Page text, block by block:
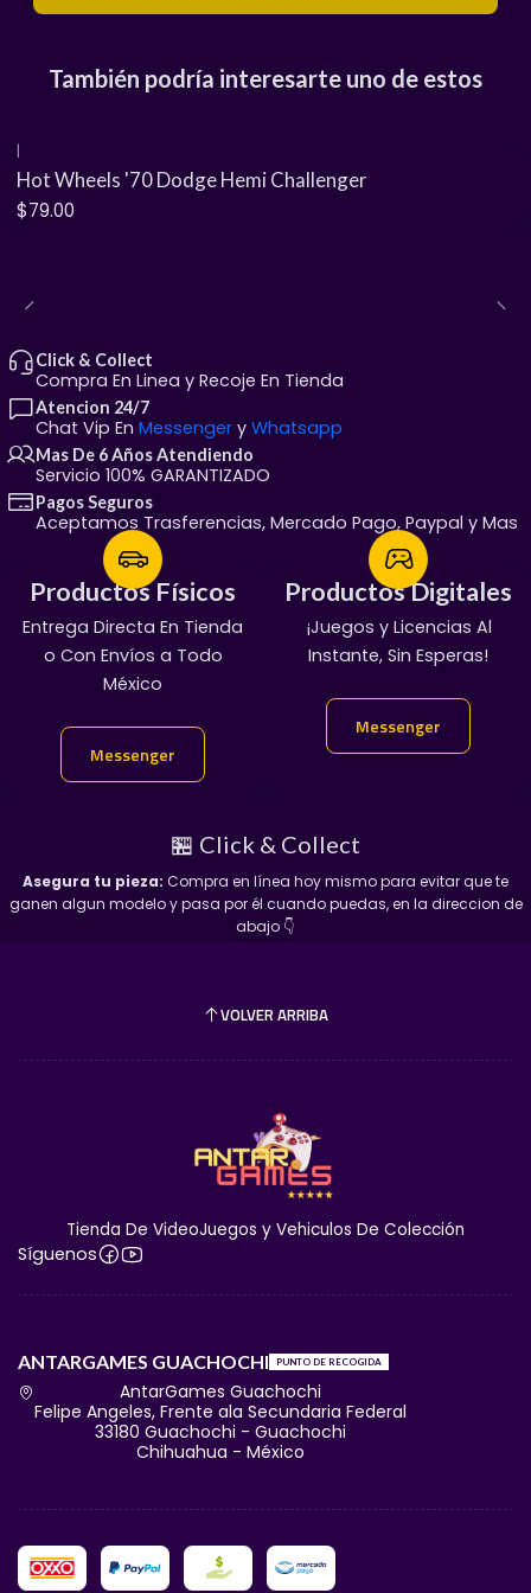
carrocería de metal, complementado por los detalles
cromados en la icónica parrilla delantera y las
de camionetas clásicas de la vieja escuela o buscas los
mejores castings de la marca Dodge.
🌟 Atributos de nivel
coleccionista:
Construcción Premium Metal/Metal:Carrocería
de metal fundido a presión (
die-cast) y chasis
inferior metálico que brindan un gran peso y un
realismo insuperable.
Llantas de Goma Auténticas: Neumáticos de
caucho real con rines detallados de la época que
imitan perfectamente el equipamiento de tracción
clásico de Dodge.
Detalles Oficiales de Fábrica:
interiores detallados.
Serie de Colección Limitada:Presentada en un
empaque tipo blíster decorado que asegura la
segura en AntarGames
Nos apasiona el coleccionismo tanto como a ti. Elige la
También podría interesarte uno de estos
|
Hot Wheels '70 Dodge Hemi Challenger
$79.00
Click & Collect
Compra En Linea y Recoje En Tienda
Atencion 24/7
Chat Vip En Messenger y Whatsapp
Mas De 6 Años Atendiendo
Servicio 100% GARANTIZADO
Pagos Seguros
Aceptamos Trasferencias, Mercado Pago, Paypal y Mas
Productos Físicos
Entrega Directa En Tienda
o Con Envíos a Todo
México
Messenger
Productos Físicos
¡Servicio Garantizado!
Manda Mensaje:
Messenger
Productos Digitales
¡Juegos y Licencias Al
Instante, Sin Esperas!
Messenger
Productos Digitales
100% Garantizado
Entregas En Chat Vip
Messenger
🏪 Click & Collect
Asegura tu pieza: Compra en línea hoy mismo para evitar que te
ganen algun modelo y pasa por él cuando puedas, en la direccion de
abajo 👇
VOLVER ARRIBA
Tienda De VideoJuegos y Vehiculos De Colección
Síguenos
ANTARGAMES GUACHOCHI PUNTO DE RECOGIDA
AntarGames Guachochi
Felipe Angeles, Frente ala Secundaria Federal
33180 Guachochi - Guachochi
Chihuahua - México